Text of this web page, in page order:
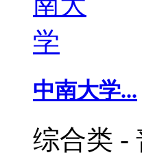
中南大学...
综合类 -